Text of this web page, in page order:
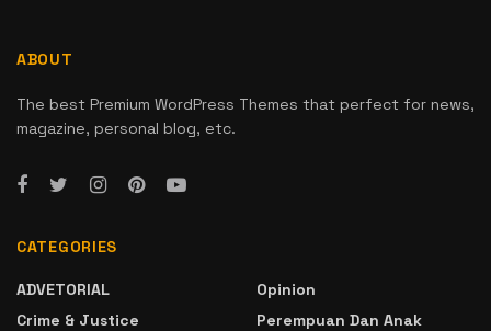
ABOUT
The best Premium WordPress Themes that perfect for news,
magazine, personal blog, etc.
CATEGORIES
ADVETORIAL
Crime & Justice
Opinion
Perempuan Dan Anak